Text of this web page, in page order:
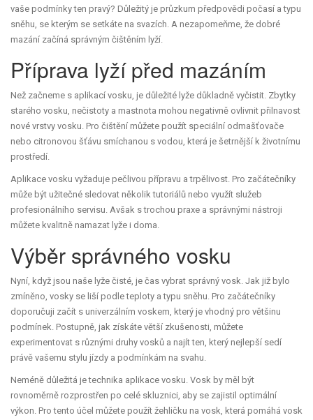
vaše podmínky ten pravý? Důležitý je průzkum předpovědi počasí a typu
sněhu, se kterým se setkáte na svazích. A nezapomeňme, že dobré
mazání začíná správným čištěním lyží.
Příprava lyží před mazáním
Než začneme s aplikací vosku, je důležité lyže důkladně vyčistit. Zbytky
starého vosku, nečistoty a mastnota mohou negativně ovlivnit přilnavost
nové vrstvy vosku. Pro čištění můžete použít speciální odmašťovače
nebo citronovou šťávu smíchanou s vodou, která je šetrnější k životnímu
prostředí.
Aplikace vosku vyžaduje pečlivou přípravu a trpělivost. Pro začátečníky
může být užitečné sledovat několik tutoriálů nebo využít služeb
profesionálního servisu. Avšak s trochou praxe a správnými nástroji
můžete kvalitně namazat lyže i doma.
Výběr správného vosku
Nyní, když jsou naše lyže čisté, je čas vybrat správný vosk. Jak již bylo
zmíněno, vosky se liší podle teploty a typu sněhu. Pro začátečníky
doporučuji začít s univerzálním voskem, který je vhodný pro většinu
podmínek. Postupně, jak získáte větší zkušenosti, můžete
experimentovat s různými druhy vosků a najít ten, který nejlepší sedí
právě vašemu stylu jízdy a podmínkám na svahu.
Neméně důležitá je technika aplikace vosku. Vosk by měl být
rovnoměrně rozprostřen po celé skluznici, aby se zajistil optimální
výkon. Pro tento účel můžete použít žehličku na vosk, která pomáhá vosk